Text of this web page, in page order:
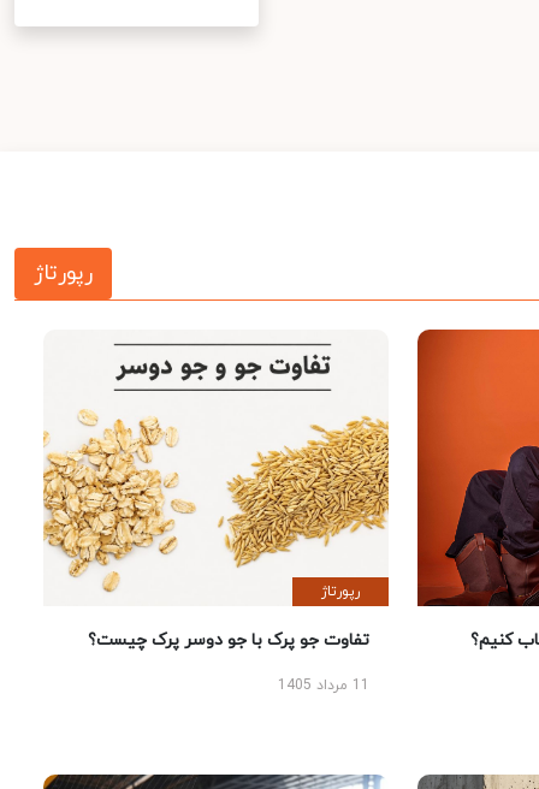
رپورتاژ
کنیم؟
رپورتاژ
تفاوت جو پرک با جو دوسر پرک چیست؟